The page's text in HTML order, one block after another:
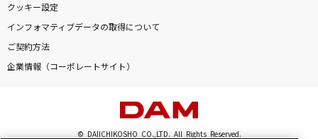
クッキー設定
インフォマティブデータの取得について
ご契約方法
企業情報（コーポレートサイト）
© DAIICHIKOSHO CO.,LTD. All Rights Reserved.